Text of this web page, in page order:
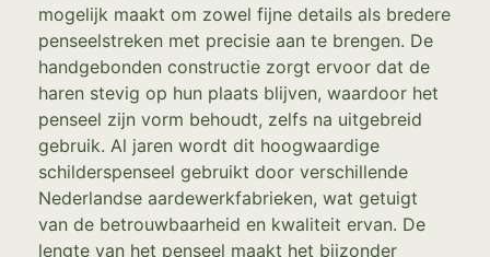
mogelijk maakt om zowel fijne details als bredere
penseelstreken met precisie aan te brengen. De
handgebonden constructie zorgt ervoor dat de
haren stevig op hun plaats blijven, waardoor het
penseel zijn vorm behoudt, zelfs na uitgebreid
gebruik. Al jaren wordt dit hoogwaardige
schilderspenseel gebruikt door verschillende
Nederlandse aardewerkfabrieken, wat getuigt
van de betrouwbaarheid en kwaliteit ervan. De
lengte van het penseel maakt het bijzonder